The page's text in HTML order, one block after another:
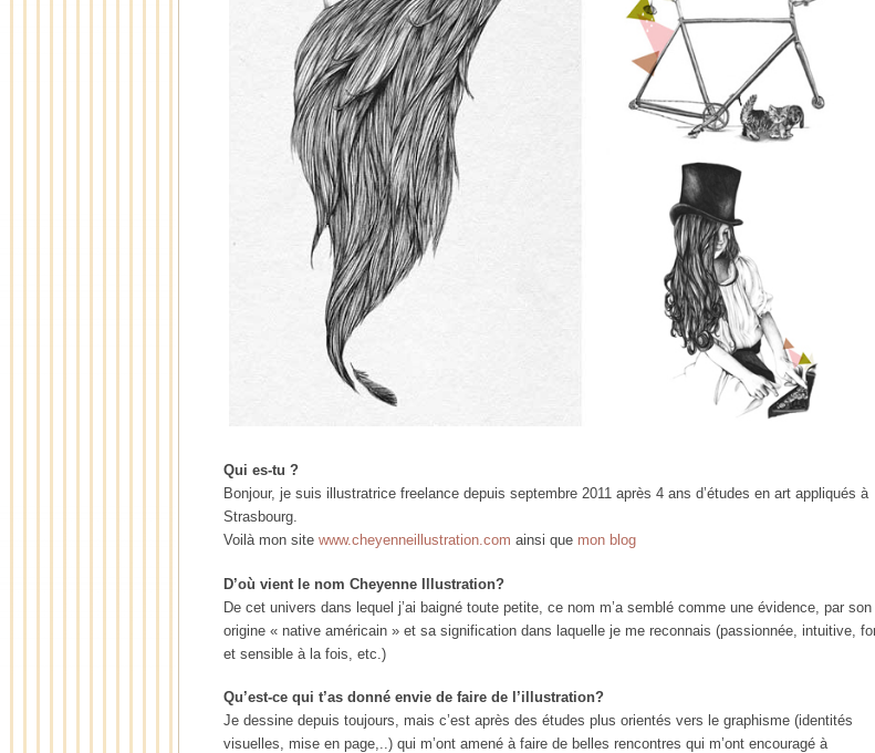
Qui es-tu ?
Bonjour, je suis illustratrice freelance depuis septembre 2011 après 4 ans d’études en art appliqués à
Strasbourg.
Voilà mon site www.cheyenneillustration.com ainsi que mon blog
D’où vient le nom Cheyenne Illustration?
De cet univers dans lequel j’ai baigné toute petite, ce nom m’a semblé comme une évidence, par son
origine « native américain » et sa signification dans laquelle je me reconnais (passionnée, intuitive,
et sensible à la fois, etc.)
Qu’est-ce qui t’as donné envie de faire de l’illustration?
Je dessine depuis toujours, mais c’est après des études plus orientés vers le graphisme (identités
visuelles, mise en page,..) qui m’ont amené à faire de belles rencontres qui m’ont encouragé à